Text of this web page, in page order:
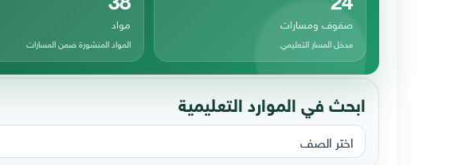
صفوف ومسارات
مدخل المسار التعليمي
مواد
المواد المنشورة ضمن المسارات
ابحث في الموارد التعليمية